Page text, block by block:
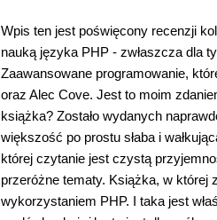
Wpis ten jest poświęcony recenzji
nauką języka PHP - zwłaszcza dla
Zaawansowane programowanie,
oraz Alec Cove. Jest to moim
książka? Zostało wydanych
większość po prostu słaba i
której czytanie jest czystą
przeróżne tematy. Książka, w której
wykorzystaniem PHP. I taka jest